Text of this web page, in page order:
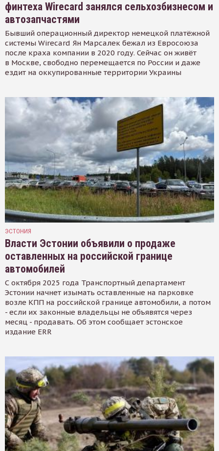
финтеха Wirecard занялся сельхозбизнесом и
автозапчастями
Бывший операционный директор немецкой платёжной
системы Wirecard Ян Марсалек бежал из Евросоюза
после краха компании в 2020 году. Сейчас он живёт
в Москве, свободно перемещается по России и даже
ездит на оккупированные территории Украины
ЭСТОНИЯ
Власти Эстонии объявили о продаже
оставленных на российской границе
автомобилей
С октября 2025 года Транспортный департамент
Эстонии начнет изымать оставленные на парковке
возле КПП на российской границе автомобили, а потом
- если их законные владельцы не объявятся через
месяц - продавать. Об этом сообщает эстонское
издание ERR